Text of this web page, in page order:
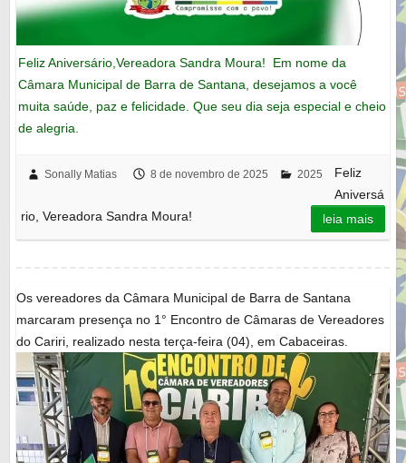
Feliz Aniversário,Vereadora Sandra Moura! Em nome da
Câmara Municipal de Barra de Santana, desejamos a você
muita saúde, paz e felicidade. Que seu dia seja especial e cheio
de alegria.
Sonally Matias 8 de novembro de 2025 2025
Feliz
Aniversá
rio, Vereadora Sandra Moura!
leia mais
Os vereadores da Câmara Municipal de Barra de Santana
marcaram presença no 1° Encontro de Câmaras de Vereadores
do Cariri, realizado nesta terça-feira (04), em Cabaceiras.